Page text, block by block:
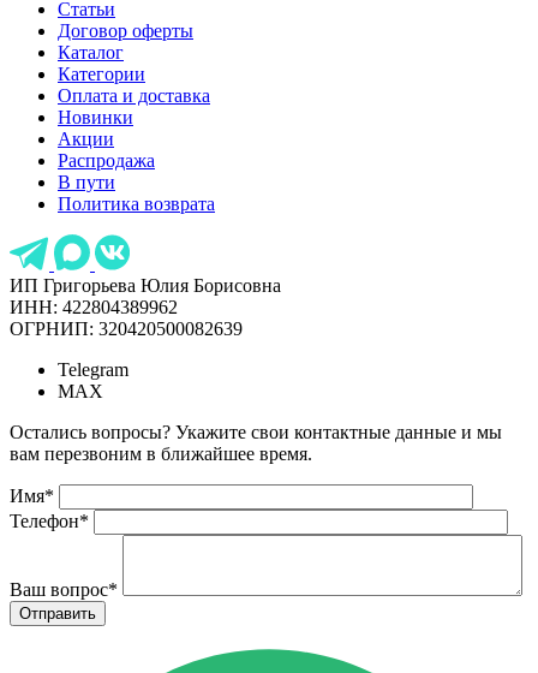
Статьи
Договор оферты
Каталог
Категории
Оплата и доставка
Новинки
Акции
Распродажа
В пути
Политика возврата
ИП Григорьева Юлия Борисовна
ИНН: 422804389962
ОГРНИП: 320420500082639
Telegram
MAX
Остались вопросы? Укажите свои контактные данные и мы
вам перезвоним в ближайшее время.
Имя*
Телефон*
Ваш вопрос*